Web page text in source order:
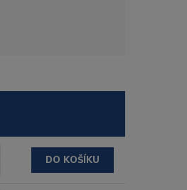
DO KOŠÍKU